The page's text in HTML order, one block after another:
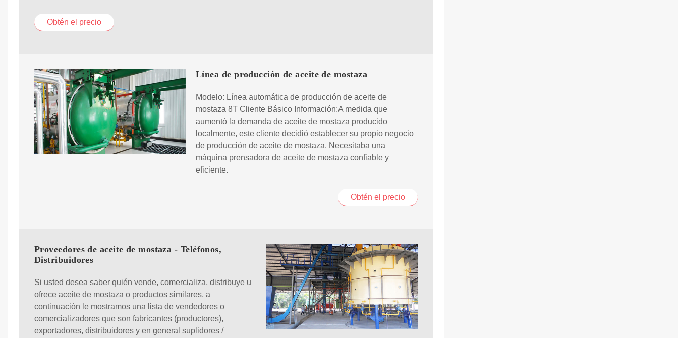
Obtén el precio
Línea de producción de aceite de mostaza
Modelo: Línea automática de producción de aceite de
mostaza 8T Cliente Básico Información:A medida que
aumentó la demanda de aceite de mostaza producido
localmente, este cliente decidió establecer su propio negocio
de producción de aceite de mostaza. Necesitaba una
máquina prensadora de aceite de mostaza confiable y
eficiente.
Obtén el precio
Proveedores de aceite de mostaza - Teléfonos,
Distribuidores
Si usted desea saber quién vende, comercializa, distribuye u
ofrece aceite de mostaza o productos similares, a
continuación le mostramos una lista de vendedores o
comercializadores que son fabricantes (productores),
exportadores, distribuidores y en general suplidores /